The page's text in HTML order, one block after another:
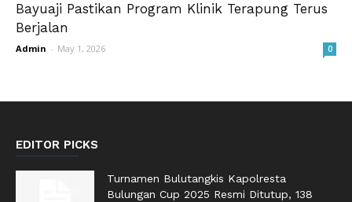
Bayuaji Pastikan Program Klinik Terapung Terus
Berjalan
Admin - May 1, 2026 0
EDITOR PICKS
Turnamen Bulutangkis Kapolresta
Bulungan Cup 2025 Resmi Ditutup, 138